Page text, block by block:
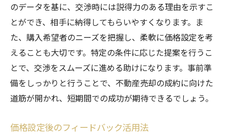
のデータを基に、交渉時には説得力のある理由を示すこ
とができ、相手に納得してもらいやすくなります。ま
た、購入希望者のニーズを把握し、柔軟に価格設定を考
えることも大切です。特定の条件に応じた提案を行うこ
とで、交渉をスムーズに進める助けになります。事前準
備をしっかりと行うことで、不動産売却の成約に向けた
道筋が開かれ、短期間での成功が期待できるでしょう。
価格設定後のフィードバック活用法